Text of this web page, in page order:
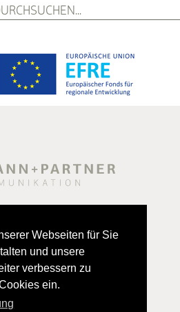
Webseiten für Sie
und unsere
verbessern zu
ein.